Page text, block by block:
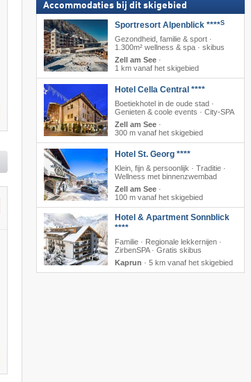
Accommodaties bij dit skigebied
Sportresort Alpenblick ****S
Gezondheid, familie & sport ·
1.300m² wellness & spa · skibus
Zell am See ·
1 km vanaf het skigebied
Hotel Cella Central ****
Boetiekhotel in de oude stad ·
Genieten & coole events · City-SPA
Zell am See·
300 m vanaf het skigebied
Hotel St. Georg ****
Klein, fijn & persoonlijk · Traditie ·
Wellness met binnenzwembad
Zell am See·
100 m vanaf het skigebied
Hotel & Apartment Sonnblick
****
Familie · Regionale lekkernijen ·
ZirbenSPA · Gratis skibus
Kaprun · 5 km vanaf het skigebied